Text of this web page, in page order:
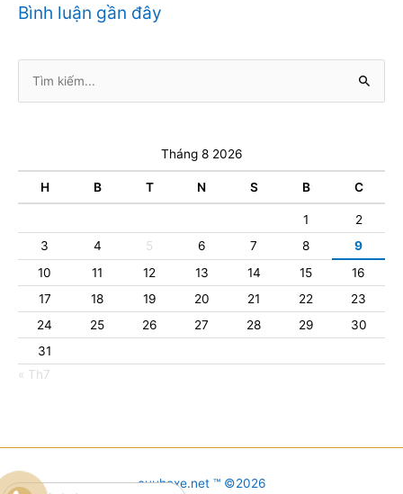
Bình luận gần đây
kiếm:
Tháng 8 2026
H B T N S B C
1
2
3
4 5 6 7 8
9
10
11 12 13 14 15
16
17
18 19 20 21 22
23
24
25 26 27 28 29
30
31
« Th7
cuuhoxe.net ™ ©2026